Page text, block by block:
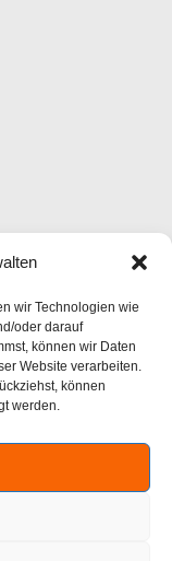
wir Technologien wie
oder darauf
können wir Daten
Website verarbeiten.
können
werden.